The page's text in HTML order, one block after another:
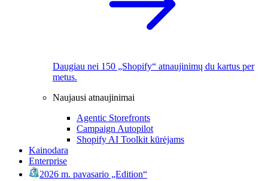
Daugiau nei 150 „Shopify“ atnaujinimų du kartus per
metus.
Naujausi atnaujinimai
Agentic Storefronts
Campaign Autopilot
Shopify AI Toolkit kūrėjams
Kainodara
Enterprise
2026 m. pavasario „Edition“